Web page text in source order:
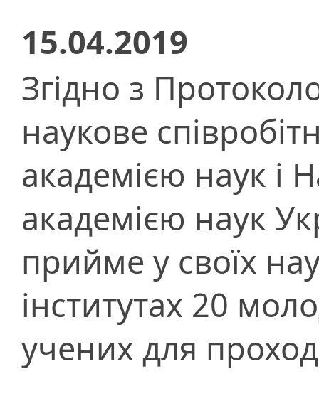
15.04.2019
Згідно з
наукове
академією наук і
академією наук
прийме у своїх
інститутах 20
учених для